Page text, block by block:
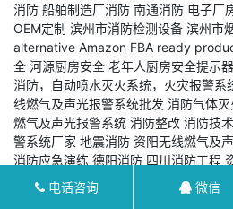
消防 船舶制造厂消防 南通消防 电子厂
OEM定制 滨州市消防检测设备 滨州市
alternative Amazon FBA ready
全 河源厨房安全 老年人厨房安全提示器
消防，自动喷水灭火系统，火灾报警系
线燃气及声光报警系统批发 消防气体灭
燃气及声光报警系统 消防整改 消防技
警系统厂家 地震消防 资阳无线燃气及
消防应急演练 德阳消防 四川消防工程
证烟感报警器 乌鲁木齐市消防 乌鲁木齐
智能烟感 江苏智慧消防 消防3C
电话咨询 微信